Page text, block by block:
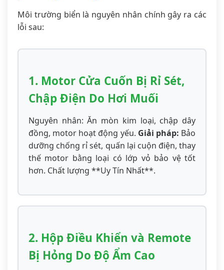
Môi trường biển là nguyên nhân chính gây ra các
lỗi sau:
1. Motor Cửa Cuốn Bị Rỉ Sét,
Chập Điện Do Hơi Muối
Nguyên nhân: Ăn mòn kim loại, chập dây
đồng, motor hoạt động yếu. Giải pháp: Bảo
dưỡng chống rỉ sét, quấn lại cuộn điện, thay
thế motor bằng loại có lớp vỏ bảo vệ tốt
hơn. Chất lượng **Uy Tín Nhất**.
2. Hộp Điều Khiển và Remote
Bị Hỏng Do Độ Ẩm Cao